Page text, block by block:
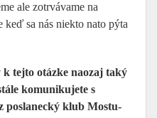
ale zotrvávame na
keď sa nás niekto nato pýta
tejto otázke naozaj taký
komunikujete s
poslanecký klub Mostu-